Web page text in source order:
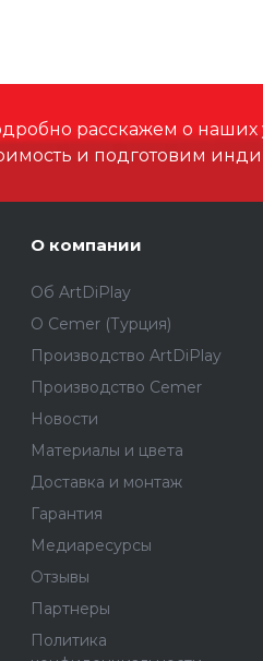
расскажем о наших
и подготовим
О компании
Об ArtDiPlay
О Сemer (Турция)
Производство ArtDiPlay
Производство Cemer
Новости
Материалы и цвета
Доставка и монтаж
Гарантия
Медиаресурсы
Отзывы
Партнеры
Политика